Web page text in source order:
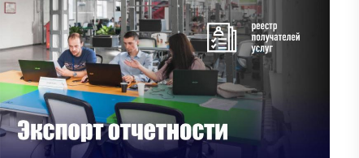
Смотреть проект